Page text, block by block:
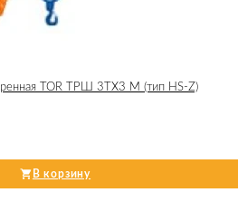
TOR ТРШ 3ТХ3 М (тип HS-Z)
В корзину